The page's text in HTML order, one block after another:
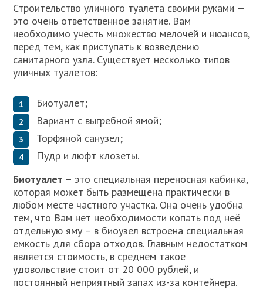
Строительство уличного туалета своими руками —
это очень ответственное занятие. Вам
необходимо учесть множество мелочей и нюансов,
перед тем, как приступать к возведению
санитарного узла. Существует несколько типов
уличных туалетов:
Биотуалет;
Вариант с выгребной ямой;
Торфяной санузел;
Пудр и люфт клозеты.
Биотуалет – это специальная переносная кабинка,
которая может быть размещена практически в
любом месте частного участка. Она очень удобна
тем, что Вам нет необходимости копать под неё
отдельную яму – в биоузел встроена специальная
емкость для сбора отходов. Главным недостатком
является стоимость, в среднем такое
удовольствие стоит от 20 000 рублей, и
постоянный неприятный запах из-за контейнера.